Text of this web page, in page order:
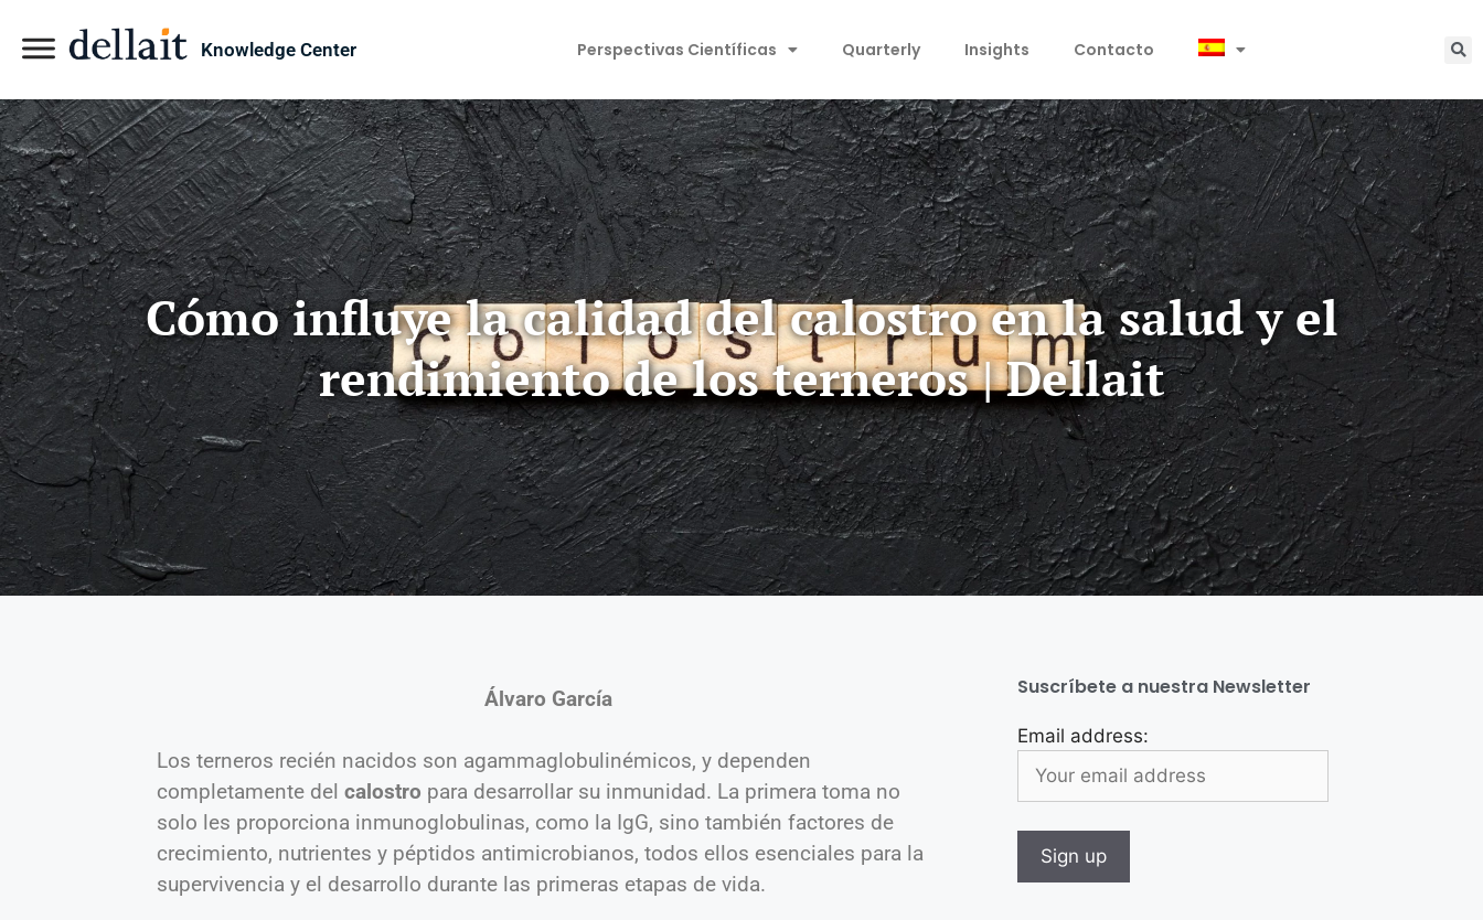
Knowledge Center Perspectivas Científicas Quarterly Insights Contacto
Cómo influye la calidad del calostro en la salud y el
rendimiento de los terneros | Dellait
Álvaro García
Los terneros recién nacidos son agammaglobulinémicos, y dependen
completamente del calostro para desarrollar su inmunidad. La primera toma no
solo les proporciona inmunoglobulinas, como la IgG, sino también factores de
crecimiento, nutrientes y péptidos antimicrobianos, todos ellos esenciales para la
supervivencia y el desarrollo durante las primeras etapas de vida.
Suscríbete a nuestra Newsletter
Email address: